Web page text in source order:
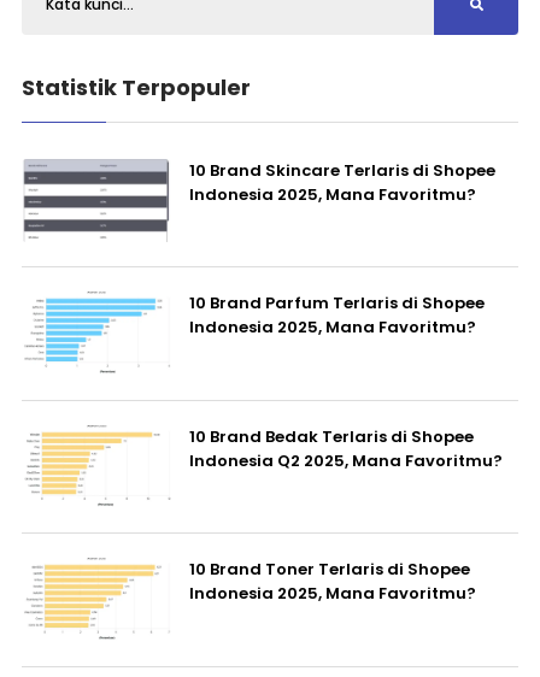
Statistik Terpopuler
10 Brand Skincare Terlaris di Shopee
Indonesia 2025, Mana Favoritmu?
10 Brand Parfum Terlaris di Shopee
Indonesia 2025, Mana Favoritmu?
10 Brand Bedak Terlaris di Shopee
Indonesia Q2 2025, Mana Favoritmu?
10 Brand Toner Terlaris di Shopee
Indonesia 2025, Mana Favoritmu?